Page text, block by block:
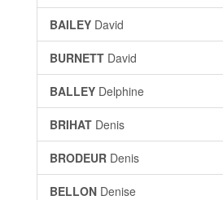
BAILEY David
BURNETT David
BALLEY Delphine
BRIHAT Denis
BRODEUR Denis
BELLON Denise